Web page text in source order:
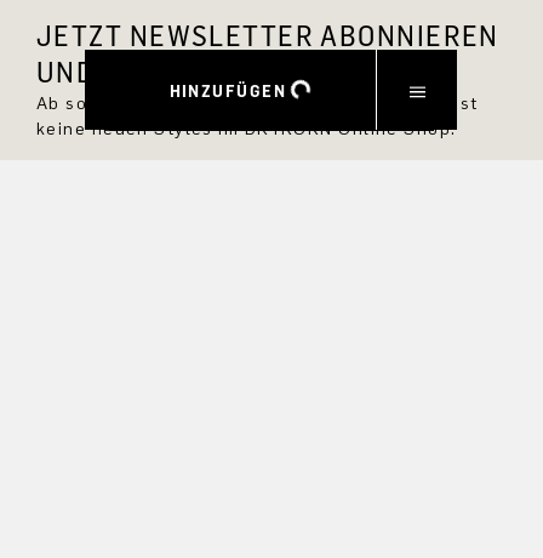
HINZUFÜGEN
JETZT NEWSLETTER ABONNIEREN
UND 10 % RABATT SICHERN.
Ab sofort bist Du immer up to date und verpasst
keine neuen Styles im DRYKORN Online Shop.